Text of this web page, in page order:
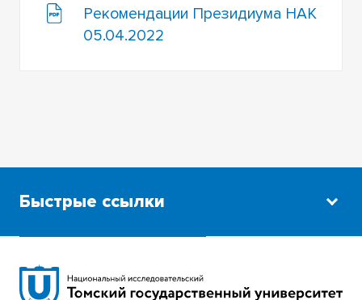
Рекомендации Президиума НАК
05.04.2022
Быстрые ссылки
Сибирский ботанический сад